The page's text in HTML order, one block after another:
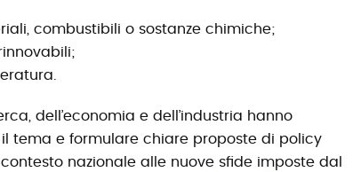
combustibili o sostanze chimiche;
dell’economia e dell’industria hanno
tema e formulare chiare proposte di policy
nazionale alle nuove sfide imposte dal